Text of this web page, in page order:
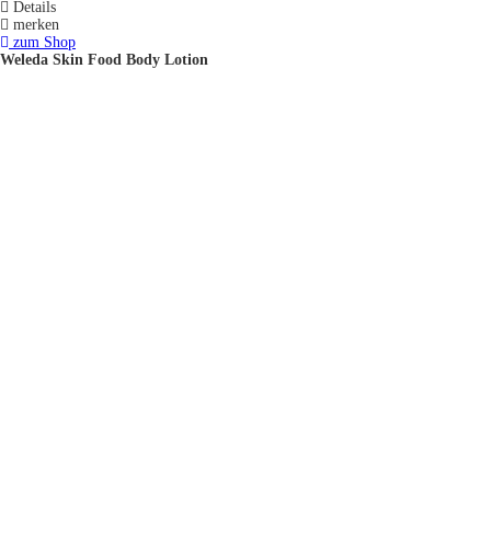
Details
merken
zum Shop
Weleda Skin Food Body Lotion